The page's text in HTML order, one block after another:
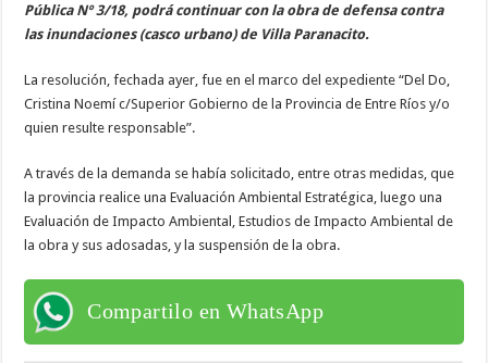
Pública Nº 3/18, podrá continuar con la obra de defensa contra
las inundaciones (casco urbano) de Villa Paranacito.
La resolución, fechada ayer, fue en el marco del expediente “Del Do,
Cristina Noemí c/Superior Gobierno de la Provincia de Entre Ríos y/o
quien resulte responsable”.
A través de la demanda se había solicitado, entre otras medidas, que
la provincia realice una Evaluación Ambiental Estratégica, luego una
Evaluación de Impacto Ambiental, Estudios de Impacto Ambiental de
la obra y sus adosadas, y la suspensión de la obra.
Compartilo en WhatsApp